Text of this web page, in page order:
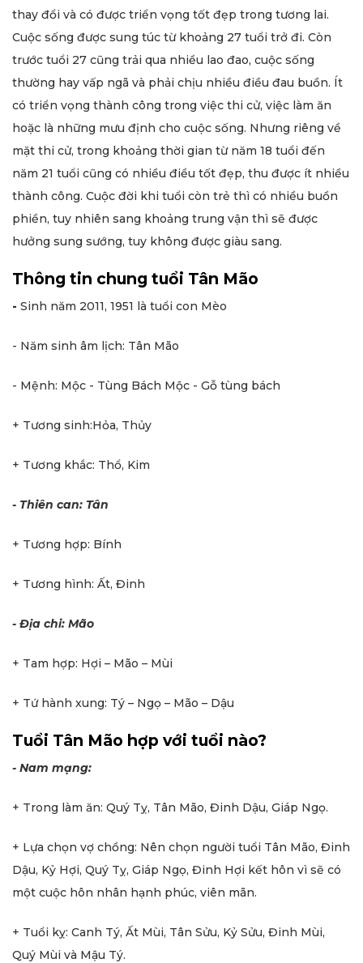
thay đổi và có được triển vọng tốt đẹp trong tương lai.
Cuộc sống được sung túc từ khoảng 27 tuổi trở đi. Còn
trước tuổi 27 cũng trải qua nhiều lao đao, cuộc sống
thường hay vấp ngã và phải chịu nhiều điều đau buồn. Ít
có triển vọng thành công trong việc thi cử, việc làm ăn
hoặc là những mưu định cho cuộc sống. Nhưng riêng về
mặt thi cử, trong khoảng thời gian từ năm 18 tuổi đến
năm 21 tuổi cũng có nhiều điều tốt đẹp, thu được ít nhiều
thành công. Cuộc đời khi tuổi còn trẻ thì có nhiều buồn
phiền, tuy nhiên sang khoảng trung vận thì sẽ được
hưởng sung sướng, tuy không được giàu sang.
Thông tin chung tuổi Tân Mão
- Sinh năm 2011, 1951 là tuổi con Mèo
- Năm sinh âm lịch: Tân Mão
- Mệnh: Mộc - Tùng Bách Mộc - Gỗ tùng bách
+ Tương sinh:Hỏa, Thủy
+ Tương khắc: Thổ, Kim
- Thiên can: Tân
+ Tương hợp: Bính
+ Tương hình: Ất, Đinh
- Địa chi: Mão
+ Tam hợp: Hợi – Mão – Mùi
+ Tứ hành xung: Tý – Ngọ – Mão – Dậu
Tuổi Tân Mão hợp với tuổi nào?
- Nam mạng:
+ Trong làm ăn: Quý Tỵ, Tân Mão, Đinh Dậu, Giáp Ngọ.
+ Lựa chọn vợ chồng: Nên chọn người tuổi Tân Mão, Đinh
Dậu, Kỷ Hợi, Quý Tỵ, Giáp Ngọ, Đinh Hợi kết hôn vì sẽ có
một cuộc hôn nhân hạnh phúc, viên mãn.
+ Tuổi kỵ: Canh Tý, Ất Mùi, Tân Sửu, Kỷ Sửu, Đinh Mùi,
Quý Mùi và Mậu Tý.